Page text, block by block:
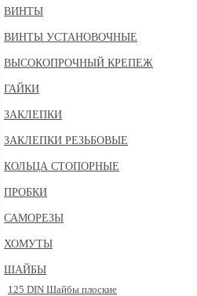
ВИНТЫ
ВИНТЫ УСТАНОВОЧНЫЕ
ВЫСОКОПРОЧНЫЙ КРЕПЕЖ
ГАЙКИ
ЗАКЛЕПКИ
ЗАКЛЕПКИ РЕЗЬБОВЫЕ
КОЛЬЦА СТОПОРНЫЕ
ПРОБКИ
САМОРЕЗЫ
ХОМУТЫ
ШАЙБЫ
125 DIN Шайбы плоские